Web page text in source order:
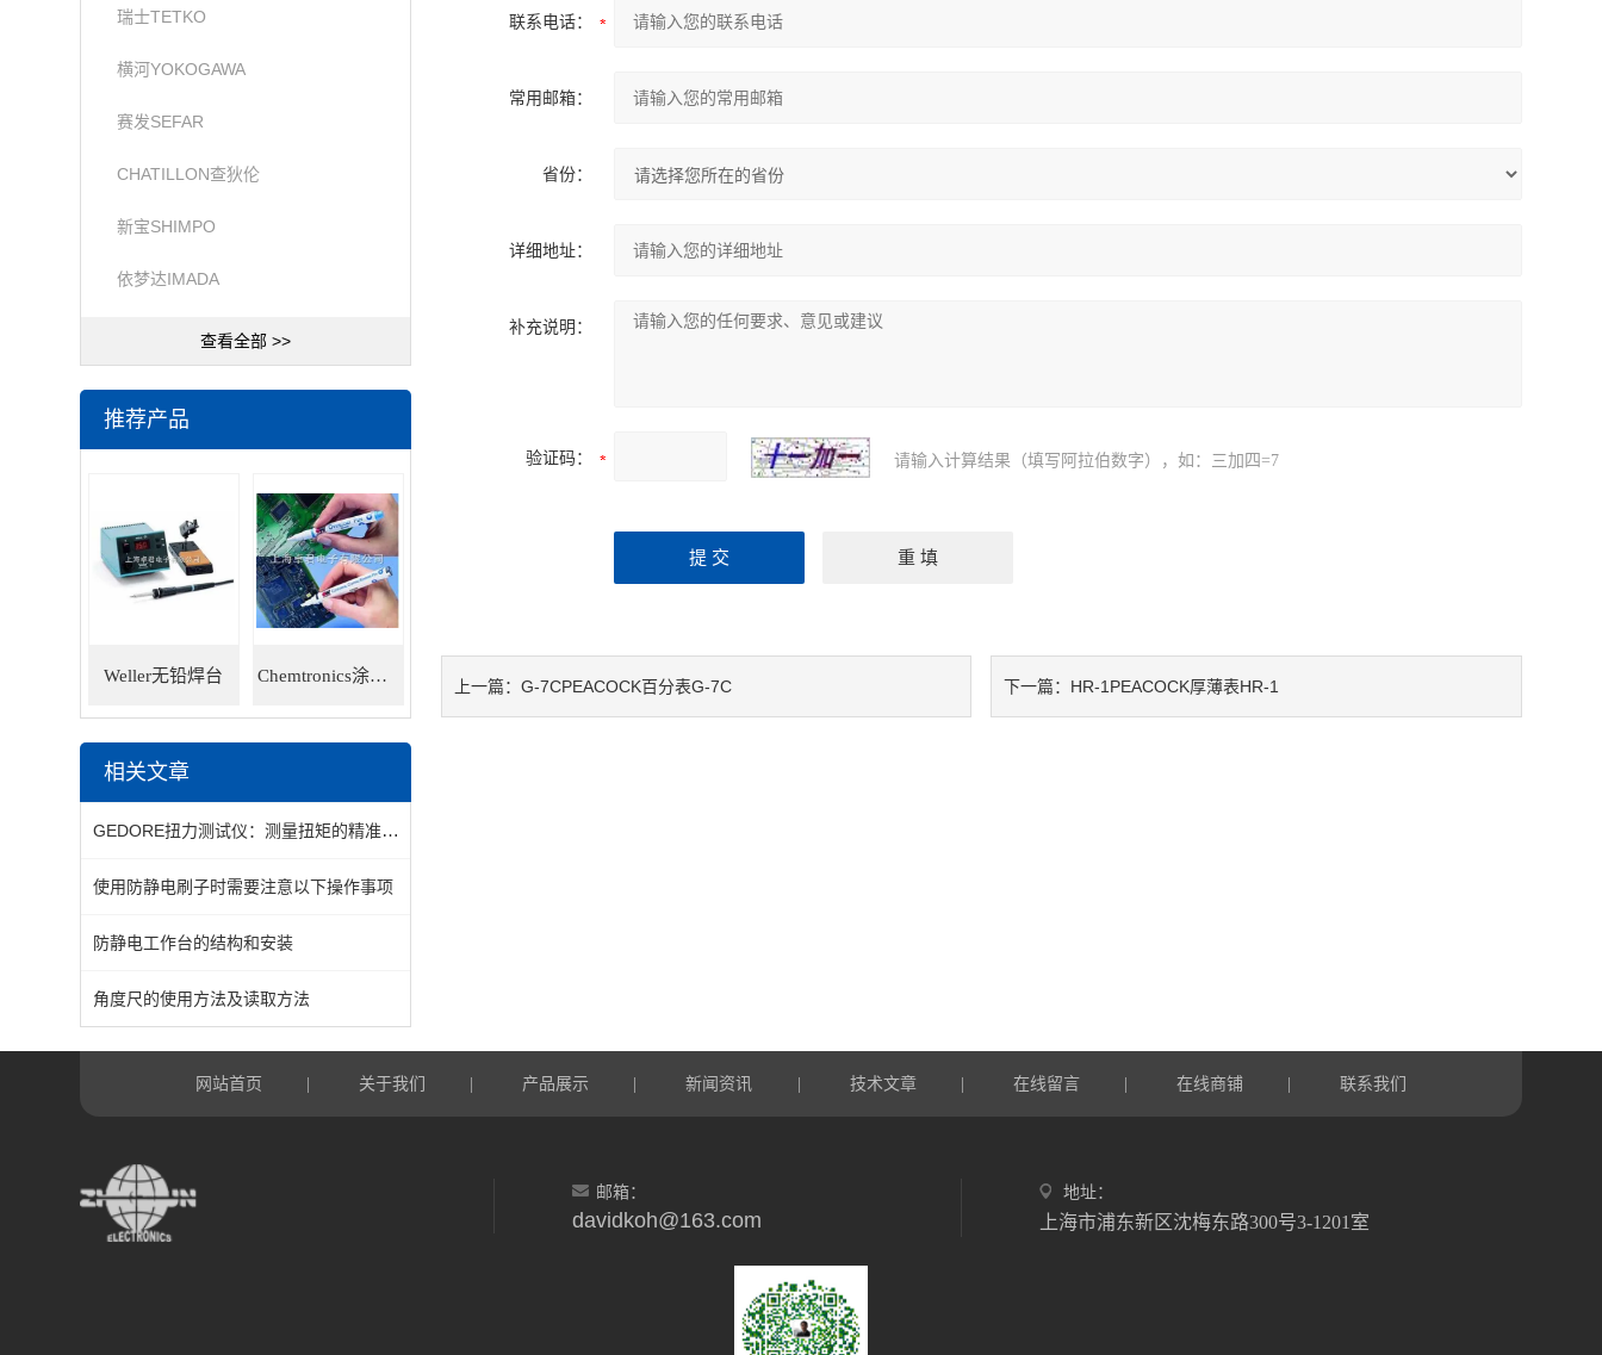
瑞士TETKO
横河YOKOGAWA
赛发SEFAR
CHATILLON查狄伦
新宝SHIMPO
依梦达IMADA
查看全部 >>
推荐产品
Weller无铅焊台 Chemtronics涂层笔
相关文章
GEDORE扭力测试仪：测量扭矩的精准工具
使用防静电刷子时需要注意以下操作事项
防静电工作台的结构和安装
角度尺的使用方法及读取方法
联系电话：
常用邮箱：
省份：
详细地址：
补充说明：
验证码： 请输入计算结果（填写阿拉伯数字），如：三加四=7
上一篇： G-7CPEACOCK百分表G-7C 下一篇： HR-1PEACOCK厚薄表HR-1
网站首页 关于我们 产品展示 新闻资讯 技术文章 在线留言 在线商铺 联系我们
邮箱：
davidkoh@163.com
地址：
上海市浦东新区沈梅东路300号3-1201室